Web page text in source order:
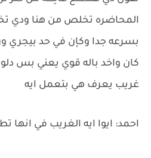
المحاضره تخلص من هنا ودي
بسرعه جدا وكإن في حد بيجري
كان واخد باله قوي يعني بس
غريب يعرف هي بتعمل ايه
احمد: ايوا ايه الغريب في انها